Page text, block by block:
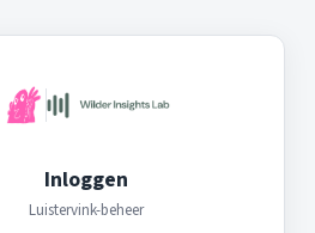
Inloggen
Luistervink-beheer